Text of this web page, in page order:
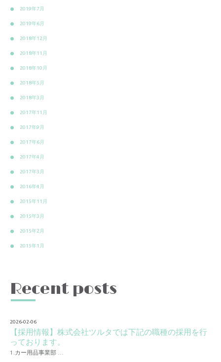
2019年7月
2019年6月
2018年12月
2018年11月
2018年10月
2018年5月
2018年3月
2017年11月
2017年9月
2017年6月
2017年4月
2017年3月
2016年4月
2015年11月
2015年3月
2015年2月
2015年1月
Recent posts
2026-02-06
【採用情報】株式会社ツルタでは下記の職種の採用を行
っております。
1.カー用品事業部 …